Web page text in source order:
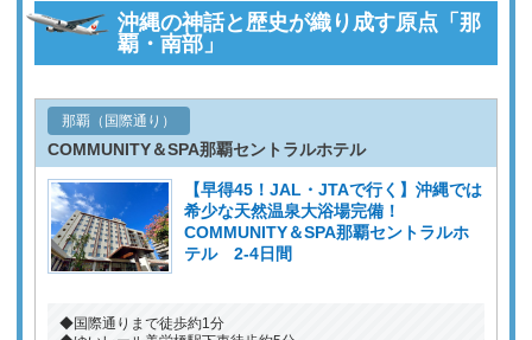
沖縄の神話と歴史が織り成す原点「那
覇・南部」
那覇（国際通り）
COMMUNITY＆SPA那覇セントラルホテル
【早得45！JAL・JTAで行く】沖縄では
希少な天然温泉大浴場完備！
COMMUNITY＆SPA那覇セントラルホ
テル 2-4日間
◆国際通りまで徒歩約1分